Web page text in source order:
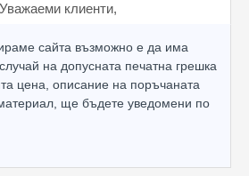
Уважаеми клиенти,
сайта възможно е да има
на допусната печатна грешка
цена, описание на поръчаната
ще бъдете уведомени по